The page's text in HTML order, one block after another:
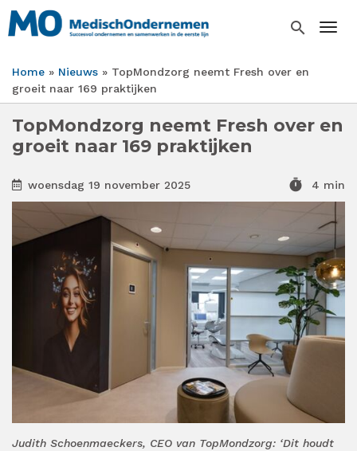
Overslaan
en
inhoud
gaan
search
Kruimelpad
Home Nieuws
TopMondzorg neemt Fresh over en
groeit naar 169 praktijken
TopMondzorg neemt Fresh over en
groeit naar 169 praktijken
woensdag 19 november 2025 timer 4 min
Judith Schoenmaeckers, CEO van TopMondzorg: ‘Dit houdt